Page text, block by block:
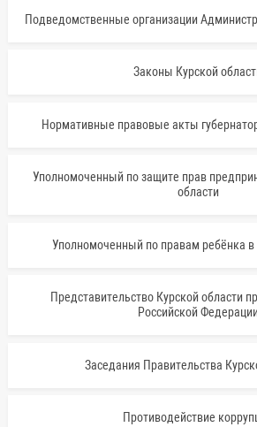
Подведомственные организации
Законы Курской
Нормативные правовые акты
Уполномоченный по защите прав
области
Уполномоченный по правам ребёнка в
Представительство Курской области
Российской Федерации
Заседания Правительства
Противодействие